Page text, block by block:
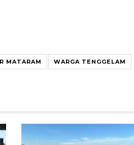
MATARAM WARGA TENGGELAM